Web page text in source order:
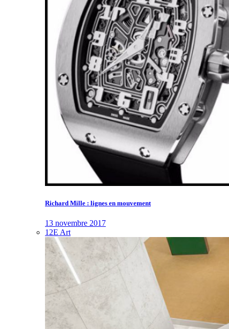
Richard Mille : lignes en mouvement
13 novembre 2017
12E Art